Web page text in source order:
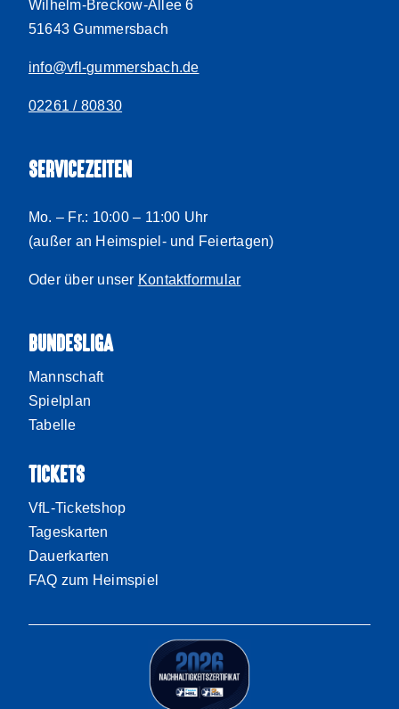
Wilhelm-Breckow-Allee 6
51643 Gummersbach
info@vfl-gummersbach.de
02261 / 80830
SERVICEZEITEN
Mo. – Fr.: 10:00 – 11:00 Uhr
(außer an Heimspiel- und Feiertagen)
Oder über unser Kontaktformular
BUNDESLIGA
Mannschaft
Spielplan
Tabelle
TICKETS
VfL-Ticketshop
Tageskarten
Dauerkarten
FAQ zum Heimspiel